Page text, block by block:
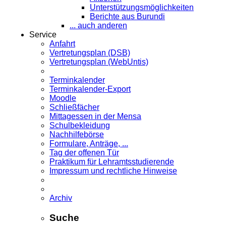
Unterstützungsmöglichkeiten
Berichte aus Burundi
... auch anderen
Service
Anfahrt
Vertretungsplan (DSB)
Vertretungsplan (WebUntis)
Terminkalender
Terminkalender-Export
Moodle
Schließfächer
Mittagessen in der Mensa
Schulbekleidung
Nachhilfebörse
Formulare, Anträge, ...
Tag der offenen Tür
Praktikum für Lehramts­studierende
Impressum und rechtliche Hinweise
Archiv
Suche